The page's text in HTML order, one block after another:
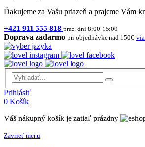
Ďakujeme za Vašu priazeň a prajeme Vám
+421 911 555 818 prac. dni 8:00-15:00
Doprava zadarmo pri objednávke nad 150€
Prihlásiť
0 Košík
Váš nákupný košík je zatiaľ prázdny
Zavrieť menu